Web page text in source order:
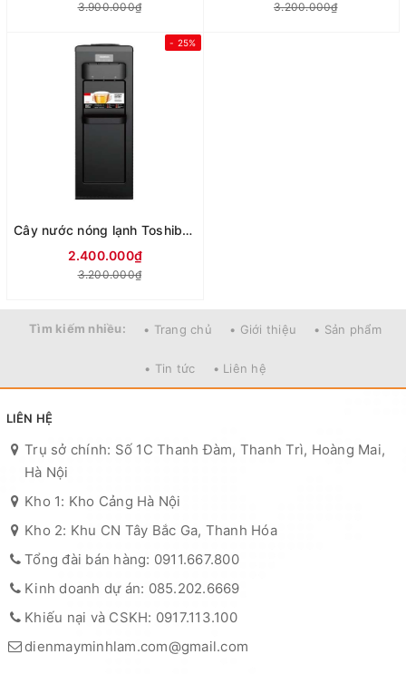
3.900.000₫ 3.200.000₫
- 25%
Cây nước nóng lạnh Toshiba RWF-W1917TV 650W
2.400.000₫
3.200.000₫
Tìm kiếm nhiều: • Trang chủ • Giới thiệu • Sản phẩm
• Tin tức • Liên hệ
LIÊN HỆ
Trụ sở chính: Số 1C Thanh Đàm, Thanh Trì, Hoàng Mai,
Hà Nội
Kho 1: Kho Cảng Hà Nội
Kho 2: Khu CN Tây Bắc Ga, Thanh Hóa
Tổng đài bán hàng: 0911.667.800
Kinh doanh dự án: 085.202.6669
Khiếu nại và CSKH: 0917.113.100
dienmayminhlam.com@gmail.com